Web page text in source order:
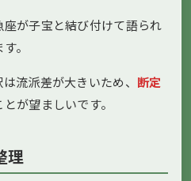
が子宝と結び付けて語られ
。
流派差が大きいため、 断定
とが望ましいです。
理